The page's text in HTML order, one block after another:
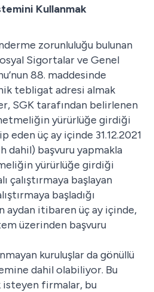
Kullanmak
zorunluluğu bulunan
Sigortalar ve Genel
88. maddesinde
tebligat adresi almak
SGK tarafından belirlenen
yürürlüğe girdiği
eden üç ay içinde 31.12.2021
dahil) başvuru yapmakla
yürürlüğe girdiği
çalıştırmaya başlayan
başladığı
aydan itibaren üç ay içinde,
üzerinden başvuru
kuruluşlar da gönüllü
dahil olabiliyor. Bu
firmalar, bu